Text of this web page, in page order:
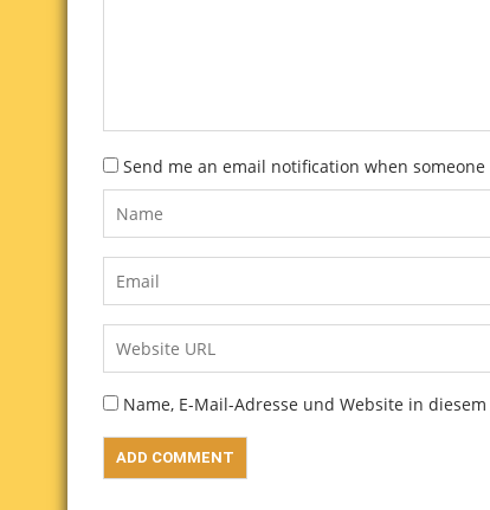
Send me an email notification when
Name, E-Mail-Adresse und Website in